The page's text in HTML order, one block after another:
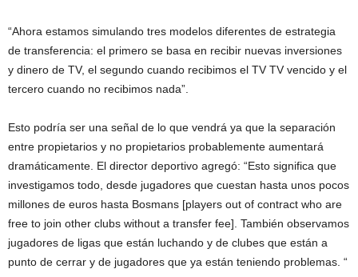
“Ahora estamos simulando tres modelos diferentes de estrategia
de transferencia: el primero se basa en recibir nuevas inversiones
y dinero de TV, el segundo cuando recibimos el TV TV vencido y el
tercero cuando no recibimos nada”.
Esto podría ser una señal de lo que vendrá ya que la separación
entre propietarios y no propietarios probablemente aumentará
dramáticamente. El director deportivo agregó: “Esto significa que
investigamos todo, desde jugadores que cuestan hasta unos pocos
millones de euros hasta Bosmans [players out of contract who are
free to join other clubs without a transfer fee]. También observamos
jugadores de ligas que están luchando y de clubes que están a
punto de cerrar y de jugadores que ya están teniendo problemas. “